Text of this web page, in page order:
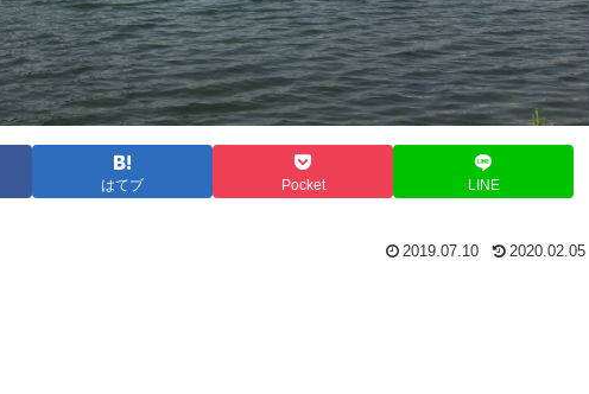
はてブ Pocket LINE
2019.07.10 2020.02.05